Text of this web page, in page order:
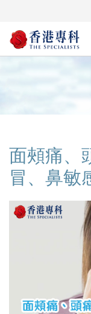
面頰痛、
冒、鼻敏